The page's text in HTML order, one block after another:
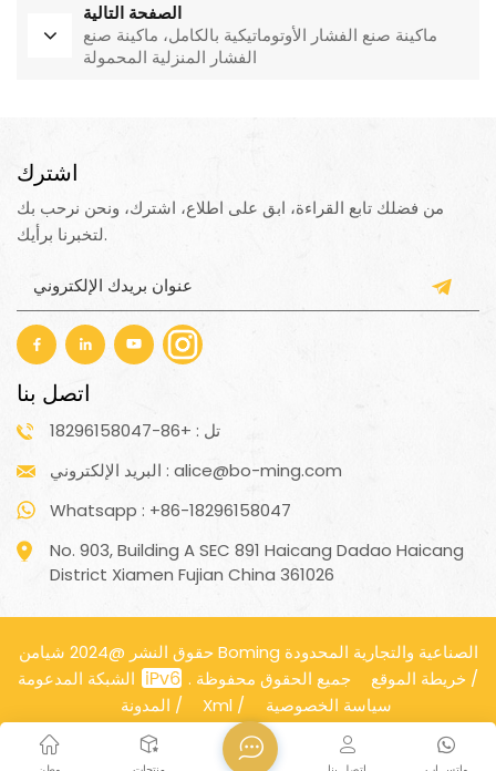
الصفحة التالية
ماكينة صنع الفشار الأوتوماتيكية بالكامل، ماكينة صنع
الفشار المنزلية المحمولة
اشترك
من فضلك تابع القراءة، ابق على اطلاع، اشترك، ونحن نرحب بك
لتخبرنا برأيك.
اتصل بنا
تل : +86-18296158047
البريد الإلكتروني : alice@bo-ming.com
Whatsapp : +86-18296158047
No. 903, Building A SEC 891 Haicang Dadao Haicang
District Xiamen Fujian China 361026
حقوق النشر @2024 شيامن Boming الصناعية والتجارية المحدودة
جميع الحقوق محفوظة .
خريطة الموقع /
المدونة / Xml / سياسة الخصوصية